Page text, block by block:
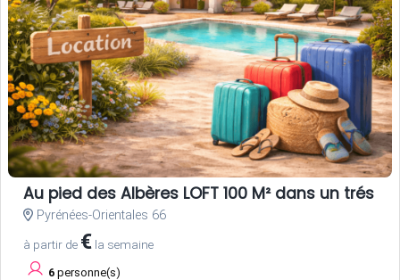
Au pied des Albères LOFT 100 M² dans un trés
Pyrénées-Orientales 66
à partir de € la semaine
6 personne(s)